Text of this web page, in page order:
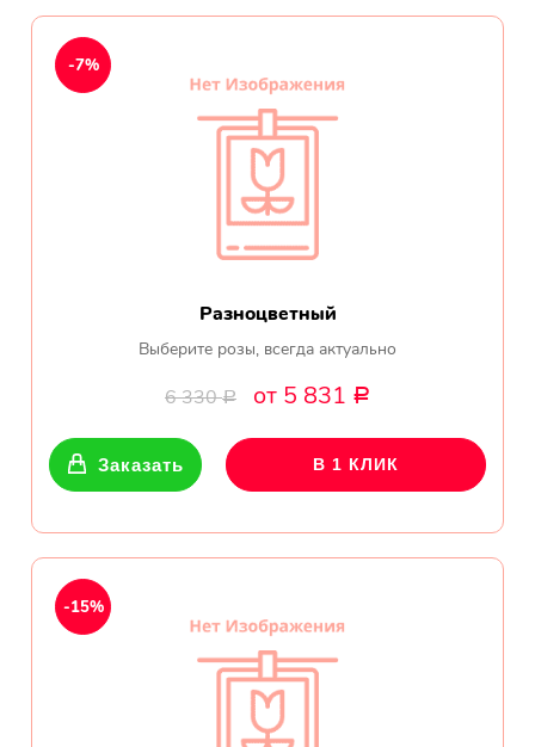
Разноцветный
Выберите розы, всегда актуально
6 330Р от 5 831 Р
-7%
Заказать В 1 КЛИК
-15%